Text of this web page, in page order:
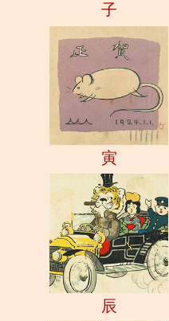
子
寅
辰